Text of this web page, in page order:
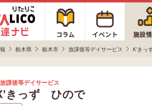
栃木県 栃木市 放課後等デイサービス K'きっ
放課後等デイサービス
きっず ひので